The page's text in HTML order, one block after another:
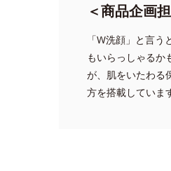
＜商品企画
「W洗顔」と言
もいらっしゃるか
が、肌をいたわる
方を搭載していま